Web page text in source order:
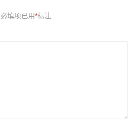
必填项已用*标注